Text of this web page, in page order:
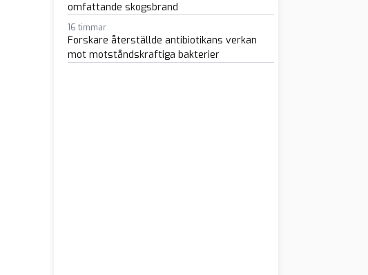
omfattande skogsbrand
16 timmar
Forskare återställde antibiotikans verkan
mot motståndskraftiga bakterier